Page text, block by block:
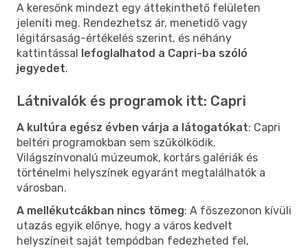
A keresőnk mindezt egy áttekinthető felületen
jeleníti meg. Rendezhetsz ár, menetidő vagy
légitársaság-értékelés szerint, és néhány
kattintással lefoglalhatod a Capri-ba szóló
jegyedet.
Látnivalók és programok itt: Capri
A kultúra egész évben várja a látogatókat: Capri
beltéri programokban sem szűkölködik.
Világszínvonalú múzeumok, kortárs galériák és
történelmi helyszínek egyaránt megtalálhatók a
városban.
A mellékutcákban nincs tömeg: A főszezonon kívüli
utazás egyik előnye, hogy a város kedvelt
helyszíneit saját tempódban fedezheted fel,